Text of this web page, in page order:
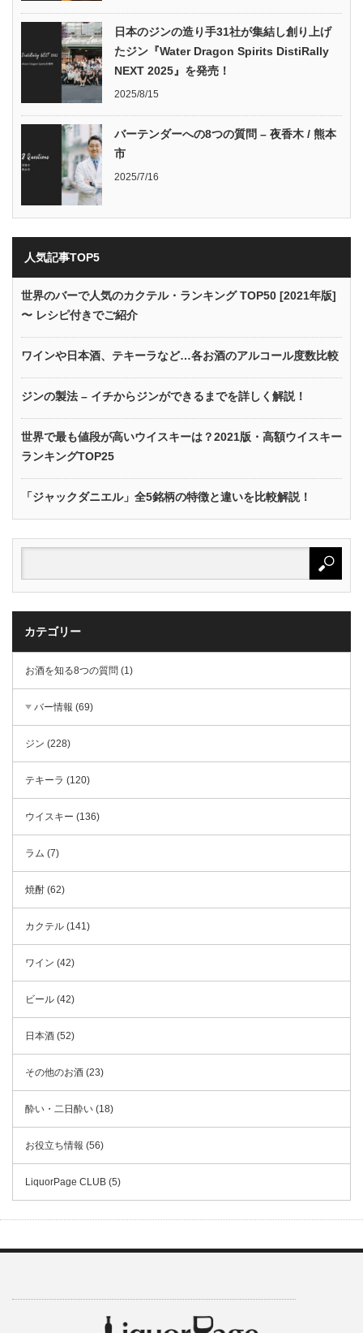
日本のジンの造り手31社が集結し創り上げ
たジン『Water Dragon Spirits DistiRally
NEXT 2025』を発売！
2025/8/15
バーテンダーへの8つの質問 – 夜香木 / 熊本
市
2025/7/16
人気記事TOP5
世界のバーで人気のカクテル・ランキング TOP50 [2021年版]
〜 レシピ付きでご紹介
ワインや日本酒、テキーラなど…各お酒のアルコール度数比較
ジンの製法 – イチからジンができるまでを詳しく解説！
世界で最も値段が高いウイスキーは？2021版・高額ウイスキー
ランキングTOP25
「ジャックダニエル」全5銘柄の特徴と違いを比較解説！
カテゴリー
お酒を知る8つの質問 (1)
バー情報 (69)
ジン (228)
テキーラ (120)
ウイスキー (136)
ラム (7)
焼酎 (62)
カクテル (141)
ワイン (42)
ビール (42)
日本酒 (52)
その他のお酒 (23)
酔い・二日酔い (18)
お役立ち情報 (56)
LiquorPage CLUB (5)